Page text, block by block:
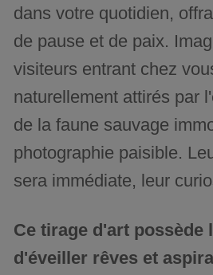
dans votre quotidien,
de pause et de paix.
visiteurs entrant chez
naturellement attirés par
de la faune sauvage
photographie paisible.
sera immédiate, leur
Ce tirage d'art possède
d'éveiller rêves et